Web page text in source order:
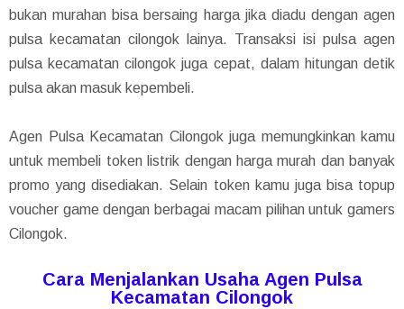
bukan murahan bisa bersaing harga jika diadu dengan agen
pulsa kecamatan cilongok lainya. Transaksi isi pulsa agen
pulsa kecamatan cilongok juga cepat, dalam hitungan detik
pulsa akan masuk kepembeli.
Agen Pulsa Kecamatan Cilongok juga memungkinkan kamu
untuk membeli token listrik dengan harga murah dan banyak
promo yang disediakan. Selain token kamu juga bisa topup
voucher game dengan berbagai macam pilihan untuk gamers
Cilongok.
Cara Menjalankan Usaha Agen Pulsa
Kecamatan Cilongok